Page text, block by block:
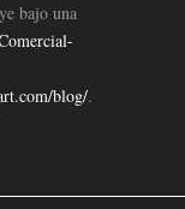
bajo una
blog/.